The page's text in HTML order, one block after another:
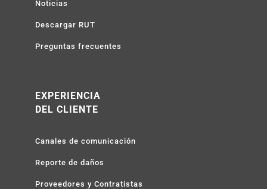
Noticias
Descargar RUT
Preguntas frecuentes
EXPERIENCIA
DEL CLIENTE
Canales de comunicación
Reporte de daños
Proveedores y Contratistas